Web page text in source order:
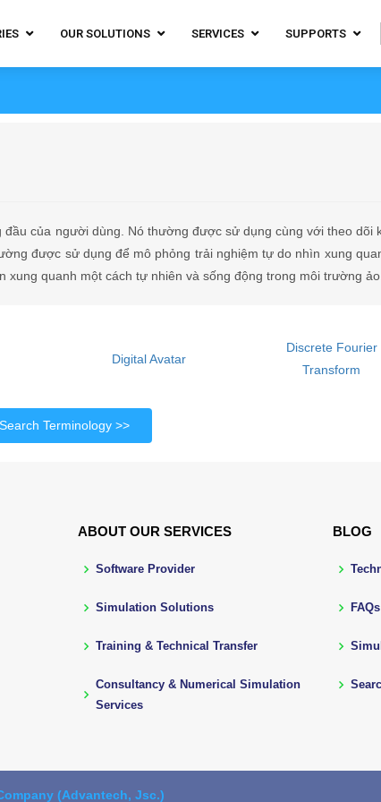
OUR SOLUTIONS SERVICES SUPPORTS
của người dùng. Nó thường được sử dụng cùng với theo dõi
được sử dụng để mô phỏng trải nghiệm tự do nhìn xung
quanh một cách tự nhiên và sống động trong môi trường ảo.
Digital Avatar
Discrete Fourier
Transform
Search Terminology
ABOUT OUR SERVICES
Software Provider
Simulation Solutions
Training & Technical Transfer
Consultancy & Numerical Simulation
Services
BLOG
FAQs
(Advantech, Jsc.)